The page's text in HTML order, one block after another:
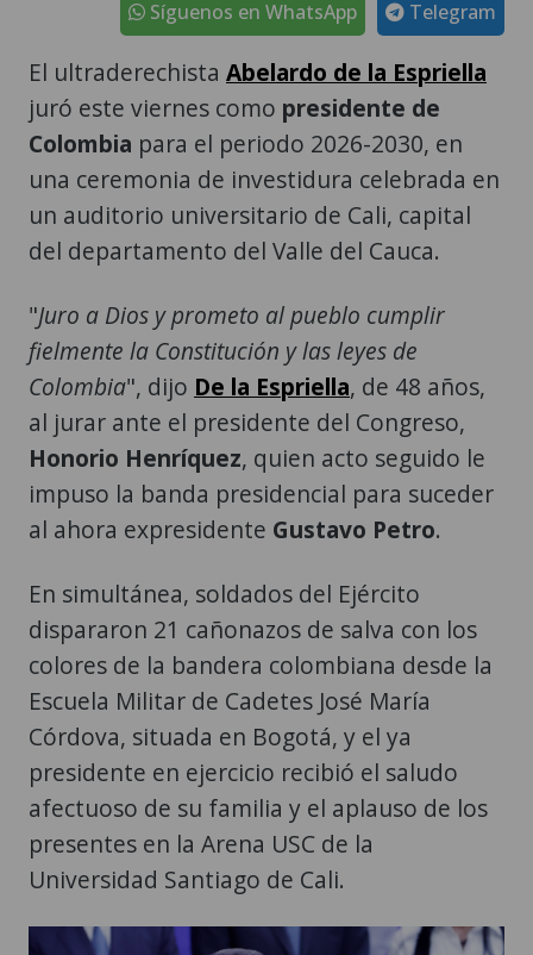
juró este viernes comopresidente de
Colombiapara el periodo 2026-2030, en
una ceremonia de investidura celebrada en
un auditorio universitario de Cali, capital
del departamento del Valle del Cauca.
"Juro a Dios y prometo al pueblo cumplir
Colombia", dijoDe la Espriella, de 48 años,
al jurar ante el presidente del Congreso,
Honorio Henríquez, quien acto seguido le
impuso la banda presidencial para suceder
al ahora expresidenteGustavo Petro.
En simultánea, soldados del Ejército
colores de la bandera colombiana desde la
Escuela Militar de Cadetes José María
Córdova, situada en Bogotá, y el ya
presidente en ejercicio recibió el saludo
afectuoso de su familia y el aplauso de los
presentes en la Arena USC de la
Universidad Santiago de Cali.